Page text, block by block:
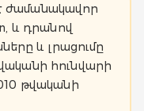
ժամանակավոր
և դրանով
և լրացումը
հունվարի
թվականի